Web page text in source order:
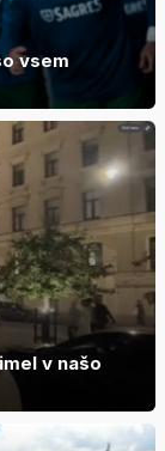
vsem
v našo